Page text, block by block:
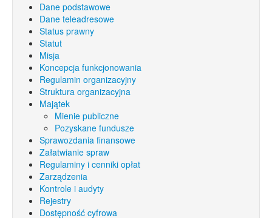
Dane podstawowe
Dane teleadresowe
Status prawny
Statut
Misja
Koncepcja funkcjonowania
Regulamin organizacyjny
Struktura organizacyjna
Majątek
Mienie publiczne
Pozyskane fundusze
Sprawozdania finansowe
Załatwianie spraw
Regulaminy i cenniki opłat
Zarządzenia
Kontrole i audyty
Rejestry
Dostępność cyfrowa